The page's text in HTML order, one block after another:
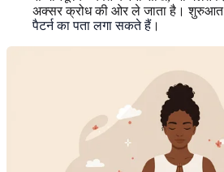
अक्सर क्रोध की ओर ले जाता है।
पैटर्न का पता लगा सकते हैं ।